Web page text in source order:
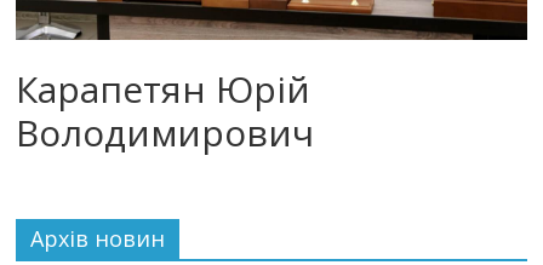
Карапетян Юрій
Володимирович
Архiв новин